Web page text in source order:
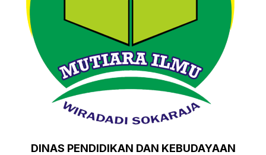
DINAS PENDIDIKAN DAN KEBUDAYAAN